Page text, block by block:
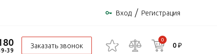
Вход / Регистрация
39
Заказать звонок
0
0 ₽